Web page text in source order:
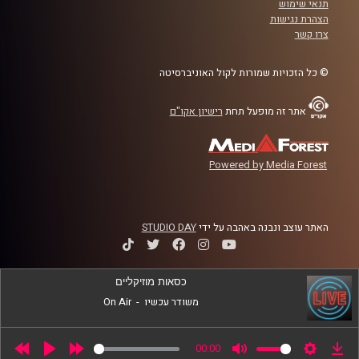
החומרים והאמצעים שבעזרתם ניתן לממש את
האיומים הללו? ואיך האסון שהתקיים בצ'רנוביל
כל זאת ועוד בשעה המרתקת יחד עם ד"ר אלי
כרמון, מומחה לטרור בלתי קונבנציונאלי
מביה"ס לאודר לממשל
תנאי שימוש
הצהרת נגישות
צרו קשר
© כל הזכויות שמורות לקול האוניברסיטה
אתר זה מופעל תחת רישיון אקו"ם
Powered by Media Forest
האתר עוצב ונבנה באהבה על ידיSTUDIO DAY
00:00
כסאות מוזיקליים
משודר עכשיו -
On Air